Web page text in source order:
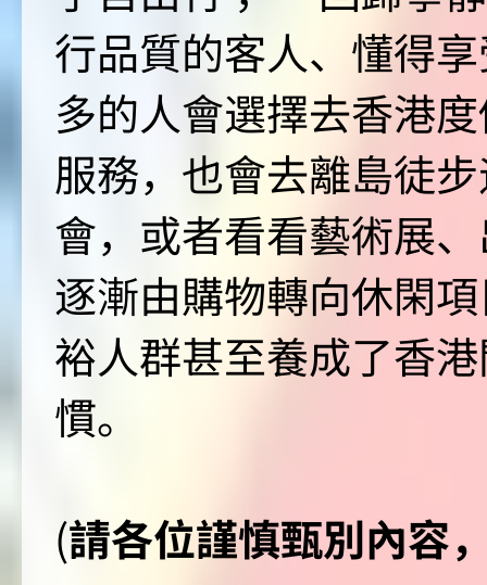
行品質的客人、懂得
多的人會選擇去香港
服務，也會去離島徒
會，或者看看藝術展
逐漸由購物轉向休閑
裕人群甚至養成了香
慣。
(請各位謹慎甄別內容